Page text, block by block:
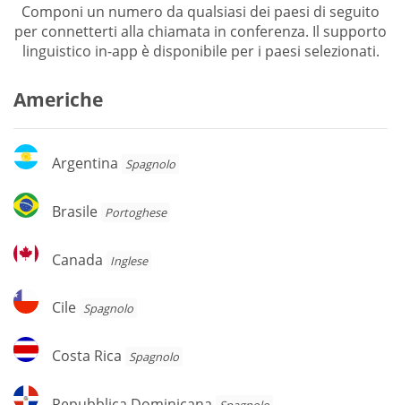
Componi un numero da qualsiasi dei paesi di seguito
per connetterti alla chiamata in conferenza. Il supporto
linguistico in-app è disponibile per i paesi selezionati.
Americhe
Argentina
Argentina Spagnolo
Brasile
Brasile Portoghese
Canada
Canada Inglese
Cile
Cile Spagnolo
Costa
Rica
Costa Rica Spagnolo
Repubblica